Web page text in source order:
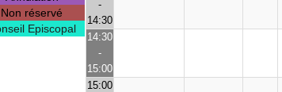
Non réservé
Episcopal
-
14:30
14:30
-
15:00
15:00